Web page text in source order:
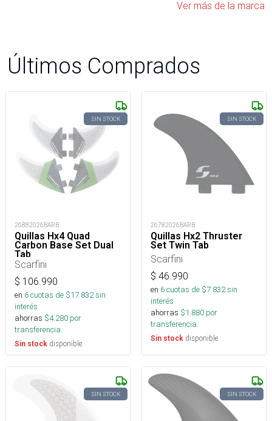
Ver más de la marca
Últimos Comprados
SIN STOCK
26882026BARB
Quillas Hx4 Quad
Carbon Base Set Dual
Tab
Scarfini
$ 106.990
en 6cuotas de $17.832sin
interés
ahorras $4.280 por
transferencia.
Sin stock disponible
SIN STOCK
26782026BARB
Quillas Hx2 Thruster
Set Twin Tab
Scarfini
$ 46.990
en 6cuotas de $7.832sin
interés
ahorras $1.880 por
transferencia.
Sin stock disponible
SIN STOCK SIN STOCK